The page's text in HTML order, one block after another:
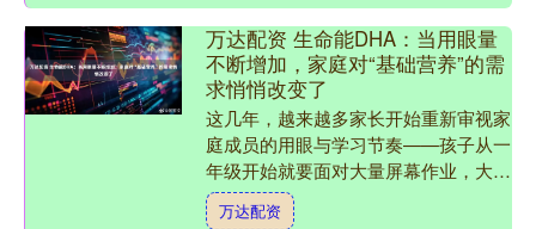
万达配资 生命能DHA：当用眼量
不断增加，家庭对“基础营养”的需
求悄悄改变了
这几年，越来越多家长开始重新审视家
庭成员的用眼与学习节奏——孩子从一
年级开始就要面对大量屏幕作业，大人
一整天对着电脑，下班后还要刷手机，
大脑与眼睛一直处于高强度....
万达配资